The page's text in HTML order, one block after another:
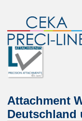
DOWNLOAD
SSP vor Ort
Attachment
Deutschland